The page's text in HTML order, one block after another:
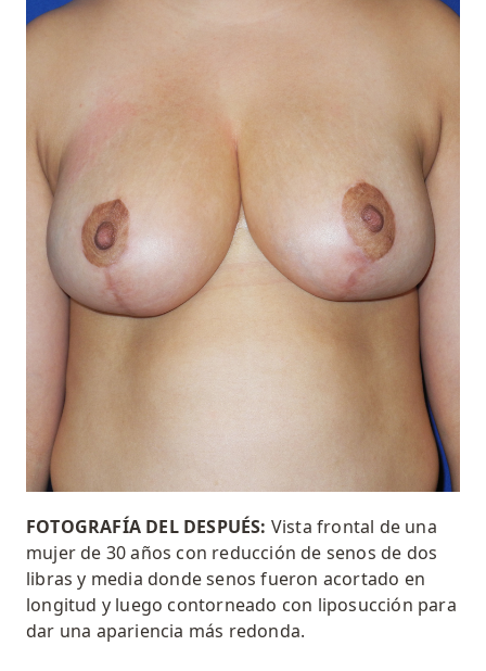
FOTOGRAFÍA DEL DESPUÉS: Vista frontal de una
mujer de 30 años con reducción de senos de dos
libras y media dondesenos fueron acortado en
longitud y luego contorneado con liposucción para
dar una apariencia más redonda.